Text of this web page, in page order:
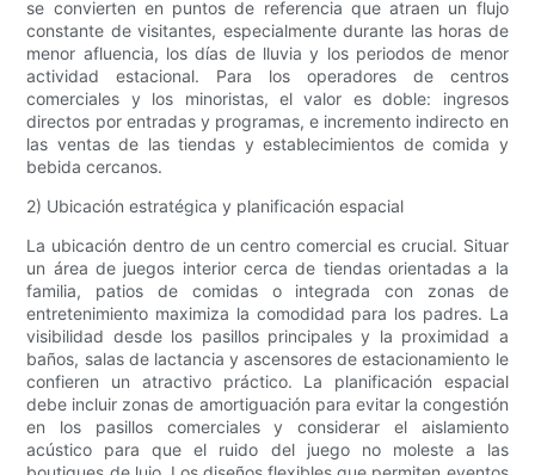
se convierten en puntos de referencia que atraen un flujo
constante de visitantes, especialmente durante las horas de
menor afluencia, los días de lluvia y los periodos de menor
actividad estacional. Para los operadores de centros
comerciales y los minoristas, el valor es doble: ingresos
directos por entradas y programas, e incremento indirecto en
las ventas de las tiendas y establecimientos de comida y
bebida cercanos.
2) Ubicación estratégica y planificación espacial
La ubicación dentro de un centro comercial es crucial. Situar
un área de juegos interior cerca de tiendas orientadas a la
familia, patios de comidas o integrada con zonas de
entretenimiento maximiza la comodidad para los padres. La
visibilidad desde los pasillos principales y la proximidad a
baños, salas de lactancia y ascensores de estacionamiento le
confieren un atractivo práctico. La planificación espacial
debe incluir zonas de amortiguación para evitar la congestión
en los pasillos comerciales y considerar el aislamiento
acústico para que el ruido del juego no moleste a las